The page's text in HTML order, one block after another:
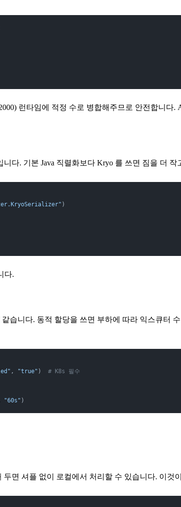
런타임에 적정 수로 병합해주므로 안전합니다
다. 기본 Java 직렬화보다 Kryo 를 쓰면 짐을 더 작
)
다.
습니다. 동적 할당을 쓰면 부하에 따라 익스큐터
, "true" ) # K8s 필수
"60s" )
면 셔플 없이 로컬에서 처리할 수 있습니다. 이것